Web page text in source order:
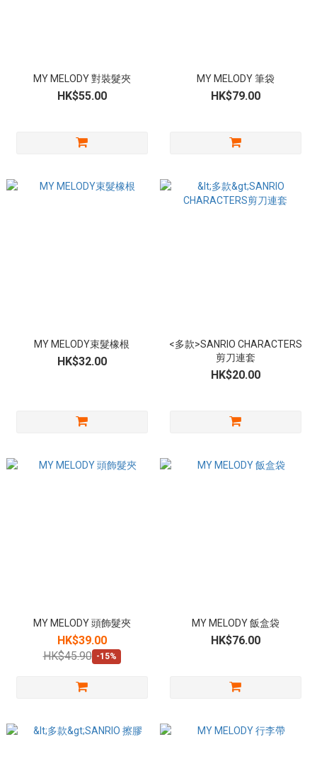
MY MELODY 對裝髮夾
HK$55.00
MY MELODY 筆袋
HK$79.00
MY MELODY束髮橡根
HK$32.00
<多款>SANRIO CHARACTERS
剪刀連套
HK$20.00
MY MELODY 頭飾髮夾
HK$39.00
HK$45.90 -15%
MY MELODY 飯盒袋
HK$76.00